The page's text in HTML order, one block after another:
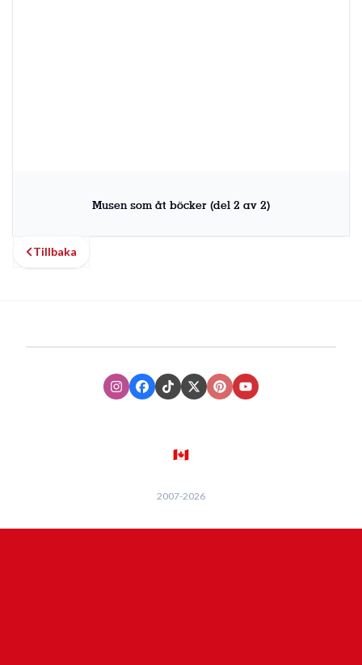
Musen som åt böcker (del 2 av 2)
Tillbaka
InstagramFacebook
TikTokXTwitter
PinterestYoutube
🇨🇦
2007-2026